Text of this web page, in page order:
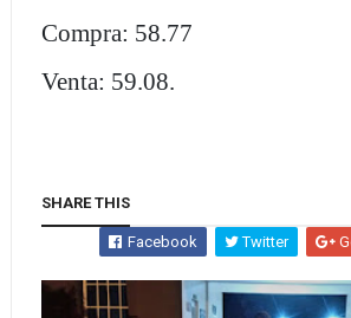
Compra: 58.77
Venta: 59.08.
SHARE THIS
Facebook Twitter